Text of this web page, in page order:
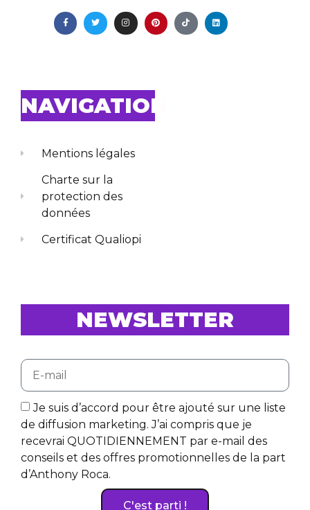
NAVIGATION
Mentions légales
Charte sur la
protection des
données
Certificat Qualiopi
NEWSLETTER
Je suis d’accord pour être ajouté sur une liste
de diffusion marketing. J’ai compris que je
recevrai QUOTIDIENNEMENT par e-mail des
conseils et des offres promotionnelles de la part
d’Anthony Roca.
C'est parti !